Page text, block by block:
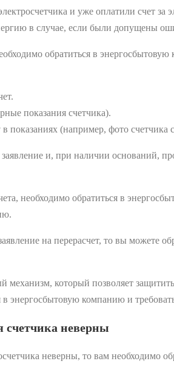
и уже оплатили счет за
в случае, если были допущены
обратиться в
показания счетчика).
(например, фото счетчика
и, при наличии оснований,
необходимо обратиться в
на перерасчет, то вы можете
механизм, который позволяет
в энергосбытовую компанию и
счетчика неверны
неверны, то вам необходимо